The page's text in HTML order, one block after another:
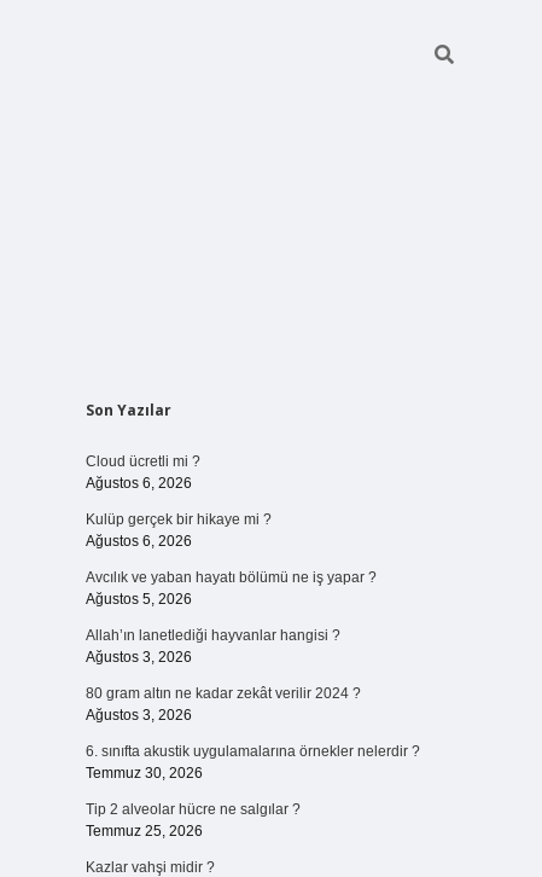
Sidebar
Son Yazılar
Cloud ücretli mi ?
Ağustos 6, 2026
Kulüp gerçek bir hikaye mi ?
Ağustos 6, 2026
Avcılık ve yaban hayatı bölümü ne iş yapar ?
Ağustos 5, 2026
Allah’ın lanetlediği hayvanlar hangisi ?
Ağustos 3, 2026
80 gram altın ne kadar zekât verilir 2024 ?
Ağustos 3, 2026
6. sınıfta akustik uygulamalarına örnekler nelerdir ?
Temmuz 30, 2026
Tip 2 alveolar hücre ne salgılar ?
Temmuz 25, 2026
Kazlar vahşi midir ?